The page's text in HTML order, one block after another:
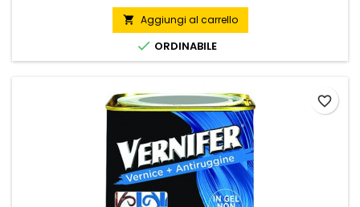
 Aggiungi al carrello
 ORDINABILE
favorite_border